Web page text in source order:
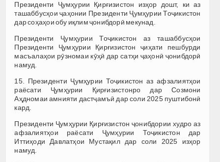
Президенти Ҷумҳурии Қирғизистон изҳор дошт, ки аз
ташаббусҳои ҷаҳонии Президенти Ҷумҳурии Тоҷикистон
дар соҳаҳои обу иқлим ҷонибдорӣ мекунад.
Президенти Ҷумҳурии Тоҷикистон аз ташаббусҳои
Президенти Ҷумҳурии Қирғизистон ҷиҳати пешбурди
масъалаҳои рӯзномаи кӯҳӣ дар сатҳи ҷаҳонӣ ҷонибдорӣ
намуд.
15. Президенти Ҷумҳурии Тоҷикистон аз афзалиятҳои
раёсати Ҷумҳурии Қирғизистонро дар Созмони
Аҳдномаи амнияти дастҷамъӣ дар соли 2025 пуштибонӣ
кард.
Президенти Ҷумҳурии Қирғизистон ҷонибдории худро аз
афзалиятҳои раёсати Ҷумҳурии Тоҷикистон дар
Иттиҳоди Давлатҳои Мустақил дар соли 2025 изҳор
намуд.